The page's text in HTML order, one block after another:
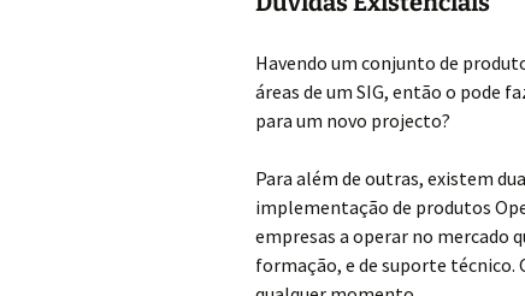
Havendo um conjunto de
áreas de um SIG, então o pode
para um novo projecto?
Para além de outras, existem
implementação de produtos
empresas a operar no mercado
formação, e de suporte técnico.